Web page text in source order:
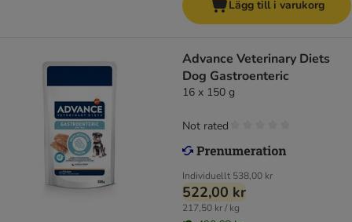
Lägg till i varukorg
Advance Veterinary Diets
Dog Gastroenteric
16 x 150 g
Individuellt 538,00 kr
522,00 kr
217,50 kr / kg
Not rated